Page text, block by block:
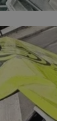
29 minut 59
4 tygodnie 2 dni
sekund